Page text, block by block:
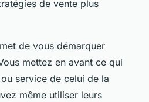
de vente plus
de vous démarquer
mettez en avant ce qui
service de celui de la
même utiliser leurs